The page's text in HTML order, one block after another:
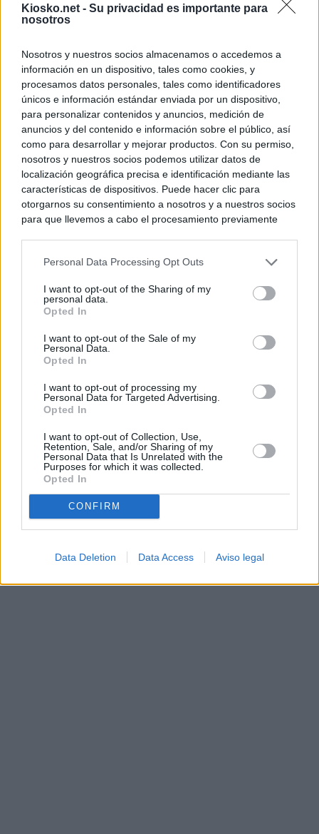
Kiosko.net - Su privacidad es importante para
nosotros
Nosotros y nuestros socios almacenamos o accedemos a
información en un dispositivo, tales como cookies, y
procesamos datos personales, tales como identificadores
únicos e información estándar enviada por un dispositivo,
para personalizar contenidos y anuncios, medición de
anuncios y del contenido e información sobre el público, así
como para desarrollar y mejorar productos. Con su permiso,
nosotros y nuestros socios podemos utilizar datos de
localización geográfica precisa e identificación mediante las
características de dispositivos. Puede hacer clic para
otorgarnos su consentimiento a nosotros y a nuestros socios
para que llevemos a cabo el procesamiento previamente
negar su consentimiento. Tenga en cuenta que algún
de su consentimiento, pero usted tiene el derecho de
rechazar tal procesamiento. Sus preferencias se aplicarán
cualquier momento entrando de nuevo en este sitio web o
visitando nuestra política de privacidad.
Personal Data Processing Opt Outs
I want to opt-out of the Sharing of my
personal data.
Opted In
I want to opt-out of the Sale of my
Personal Data.
Opted In
I want to opt-out of processing my
Personal Data for Targeted Advertising.
Opted In
I want to opt-out of Collection, Use,
Retention, Sale, and/or Sharing of my
Personal Data that Is Unrelated with the
Purposes for which it was collected.
Opted In
CONFIRM
Data Deletion Data Access Aviso legal